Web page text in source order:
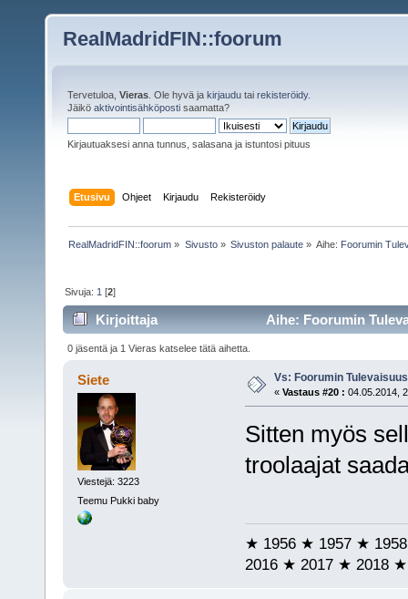
RealMadridFIN::foorum
Tervetuloa, Vieras . Ole hyvä ja kirjaudu tai rekisteröidy.
Jäikö aktivointisähköposti saamatta?
Kirjautuaksesi anna tunnus, salasana ja istuntosi pituus
Etusivu Ohjeet Kirjaudu Rekisteröidy
RealMadridFIN::foorum » Sivusto» Sivuston palaute» Aihe: Foorumin
Sivuja: 1 [2]
Kirjoittaja Aihe: Foorumin
0 jäsentä ja 1 Vieras katselee tätä aihetta.
Siete
Viestejä: 3223
Teemu Pukki baby
Vs: Foorumin
« Vastaus #20 : 04.05.2014,
Sitten myös
troolaajat
★ 1956 ★ 1957 ★
2016 ★ 2017 ★ 2018 ★